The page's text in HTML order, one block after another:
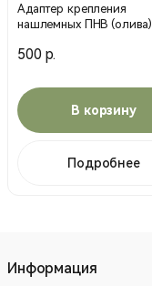
Адаптер крепления
нашлемных ПНВ (олива)
500 р.
В корзину
Подробнее
Информация